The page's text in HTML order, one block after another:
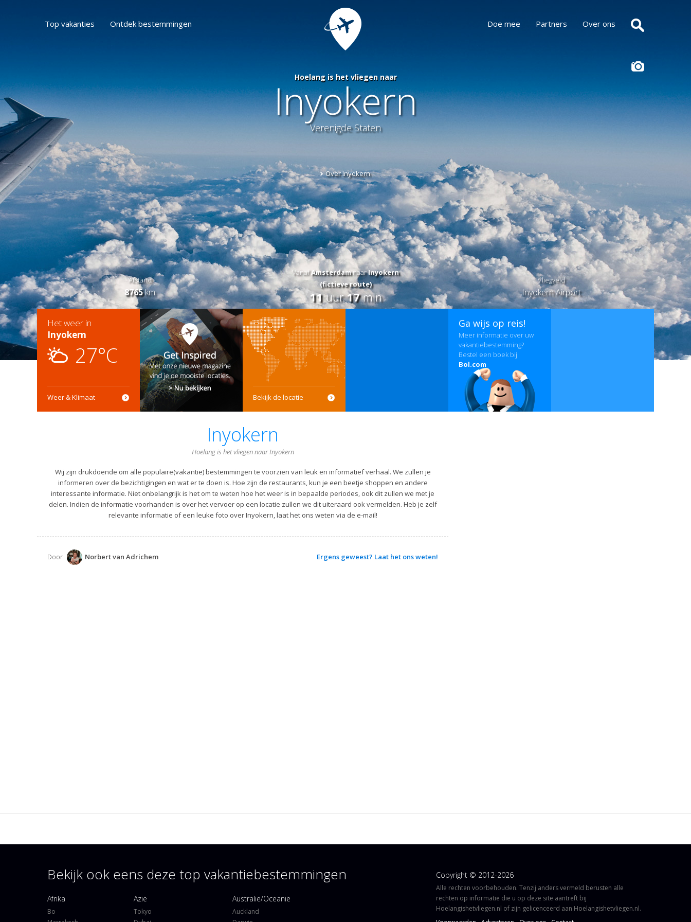
Top vakanties Ontdek bestemmingen Doe mee Partners Over ons
Hoelang is het vliegen naar
Inyokern
Verenigde Staten
Over Inyokern
Afstand
8765km
VanafAmsterdamnaarInyokern
(fictieve route)
11uur17min
Vliegveld
Inyokern Airport
Het weer in
Inyokern
27°C
Weer & Klimaat Bekijk de locatie
Ga wijs op reis!
Meer informatie over uw
vakantiebestemming?
Bestel een boek bij
Bol.com
Inyokern
Hoelang is het vliegen naar Inyokern
Wij zijn drukdoende om alle populaire(vakantie) bestemmingen te voorzien van leuk en informatief verhaal. We zullen je
informeren over de bezichtigingen en wat er te doen is. Hoe zijn de restaurants, kun je een beetje shoppen en andere
interessante informatie. Niet onbelangrijk is het om te weten hoe het weer is in bepaalde periodes, ook dit zullen we met je
delen. Indien de informatie voorhanden is over het vervoer op een locatie zullen we dit uiteraard ook vermelden. Heb je zelf
relevante informatie of een leuke foto over Inyokern, laat het ons weten via de e-mail!
Door Norbert van Adrichem Ergens geweest? Laat het ons weten!
Bekijk ook eens deze top vakantiebestemmingen
Afrika
Bo
Azië
Tokyo
Australië/Oceanië
Auckland
Copyright © 2012-2026
Alle rechten voorbehouden. Tenzij anders vermeld berusten alle
rechten op informatie die u op deze site aantreft bij
Hoelangishetvliegen.nl of zijn gelicenceerd aan Hoelangishetvliegen.nl.